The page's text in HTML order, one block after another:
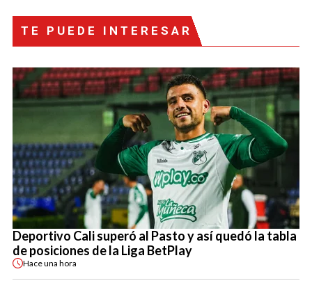
TE PUEDE INTERESAR
Deportivo Cali superó al Pasto y así quedó la tabla
de posiciones de la Liga BetPlay
Haceuna hora